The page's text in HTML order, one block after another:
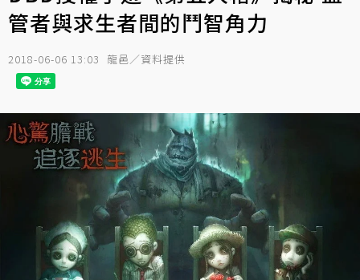
管者與求生者間的鬥智角力
2018-06-06 13:03 龍邑／資料提供